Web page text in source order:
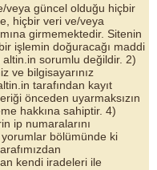
veya güncel olduğu hiçbir
hiçbir veri ve/veya
girmemektedir. Sitenin
işlemin doğuracağı maddi
sorumlu değildir. 2)
ve bilgisayarınız
tarafından kayıt
önceden uyarmaksızın
hakkına sahiptir. 4)
ip numaralarını
bölümünde ki
kendi iradeleri ile